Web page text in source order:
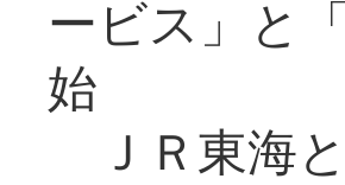
ービス」と
始
ＪＲ東海